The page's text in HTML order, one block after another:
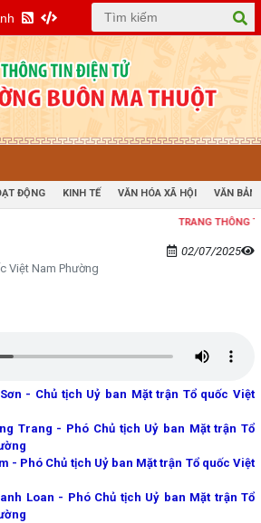
ĐỘNG KINH TẾ VĂN HÓA XÃ HỘI VĂN BẢN
TRANG THÔNG TIN
Việt Nam Phường
02/07/2025
- Chủ tịch Uỷ ban Mặt trận Tổ quốc Việt
Trang - Phó Chủ tịch Uỷ ban Mặt trận Tổ
- Phó Chủ tịch Uỷ ban Mặt trận Tổ quốc Việt
Loan - Phó Chủ tịch Uỷ ban Mặt trận Tổ